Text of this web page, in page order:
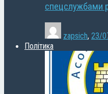
спецслужбами
zapsich, 23/
Політика